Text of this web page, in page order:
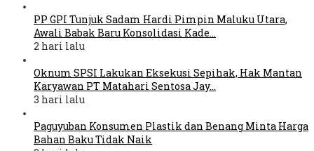
PP GPI Tunjuk Sadam Hardi Pimpin Maluku Utara,
Awali Babak Baru Konsolidasi Kade…
2 hari lalu
Oknum SPSI Lakukan Eksekusi Sepihak, Hak Mantan
Karyawan PT Matahari Sentosa Jay…
3 hari lalu
Paguyuban Konsumen Plastik dan Benang Minta Harga
Bahan Baku Tidak Naik